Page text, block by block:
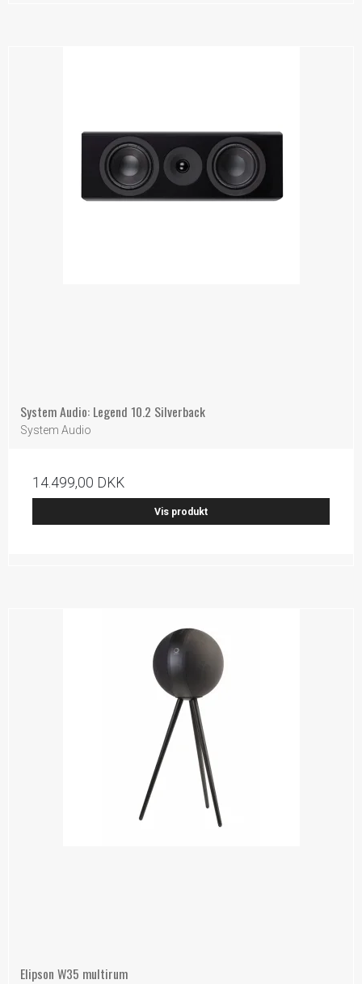
System Audio: Legend 10.2 Silverback
System Audio
14.499,00 DKK
Vis produkt
Elipson W35 multirum